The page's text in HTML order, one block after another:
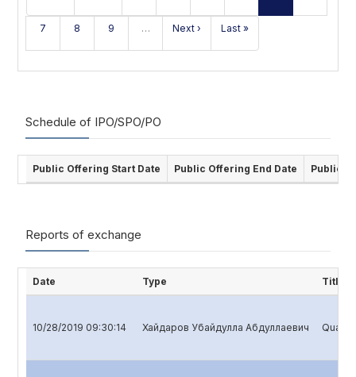
7 8 9 … Next › Last »
Schedule of IPO/SPO/PO
Public Offering Start Date Public Offering End Date Public
Reports of exchange
Date Type Title
10/28/2019 09:30:14 Хайдаров Убайдулла Абдуллаевич